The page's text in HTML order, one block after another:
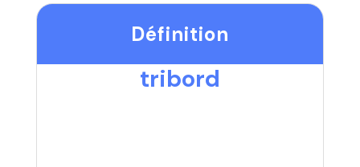
Définition
tribord